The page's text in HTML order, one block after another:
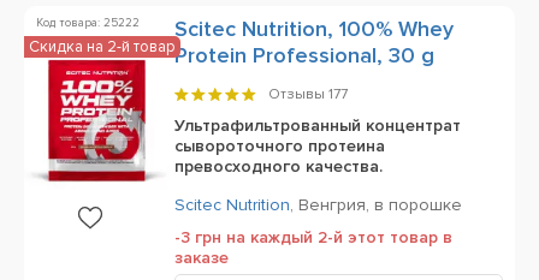
Код товара: 25222
Scitec Nutrition, 100% Whey
Protein Professional, 30 g
Отзывы 177
Ультрафильтрованный концентрат
сывороточного протеина
превосходного качества.
Scitec Nutrition, Венгрия, в порошке
-3 грн на каждый 2-й этот товар в
заказе
Скидка на 2-й товар